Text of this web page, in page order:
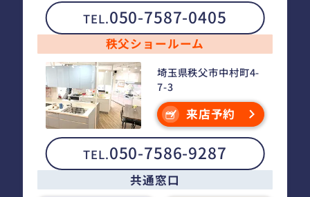
TEL.050-7587-0405
秩父ショールーム
埼玉県秩父市中村町4-
7-3
来店予約
TEL.050-7586-9287
共通窓口